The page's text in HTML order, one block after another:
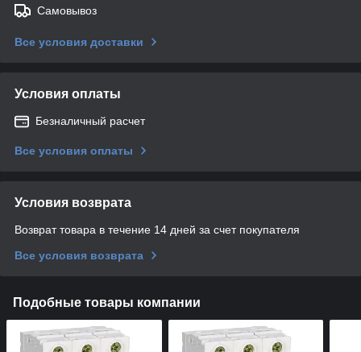
Самовывоз
Все условия доставки
Условия оплаты
Безналичный расчет
Все условия оплаты
Условия возврата
Возврат товара в течение 14 дней за счет покупателя
Все условия возврата
Подобные товары компании